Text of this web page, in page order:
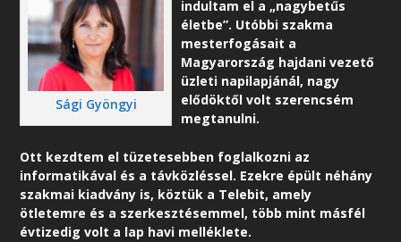
Sági Gyöngyi
indultam el a „nagybetűs
életbe”. Utóbbi szakma
mesterfogásait a
Magyarország hajdani vezető
üzleti napilapjánál, nagy
elődöktől volt szerencsém
megtanulni.
Ott kezdtem el tüzetesebben foglalkozni az
informatikával és a távközléssel. Ezekre épült néhány
szakmai kiadvány is, köztük a Telebit, amely
ötletemre és a szerkesztésemmel, több mint másfél
évtizedig volt a lap havi melléklete.